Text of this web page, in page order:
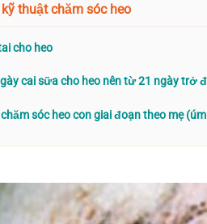
thuật chăm sóc heo
cho heo
cai sữa cho heo nên từ 21 ngày trở
sóc heo con giai đoạn theo mẹ